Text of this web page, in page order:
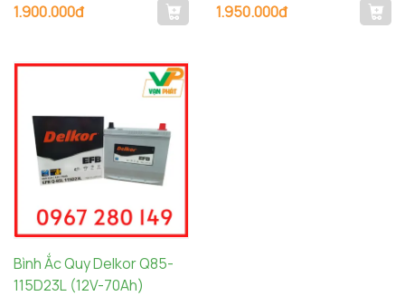
1.900.000đ 1.950.000đ
Bình Ắc Quy Delkor Q85-
115D23L (12V-70Ah)